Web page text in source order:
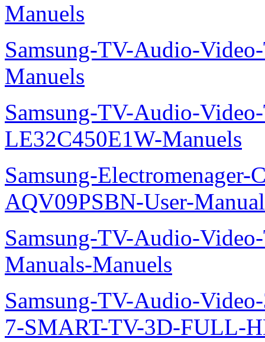
Manuels
Samsung-TV-Audio-
Manuels
Samsung-TV-Audio-
LE32C450E1W-Manuels
Samsung-
AQV09PSBN-User-
Samsung-TV-Audio-
Manuals-Manuels
Samsung-TV-Audio-
7-SMART-TV-3D-FULL-